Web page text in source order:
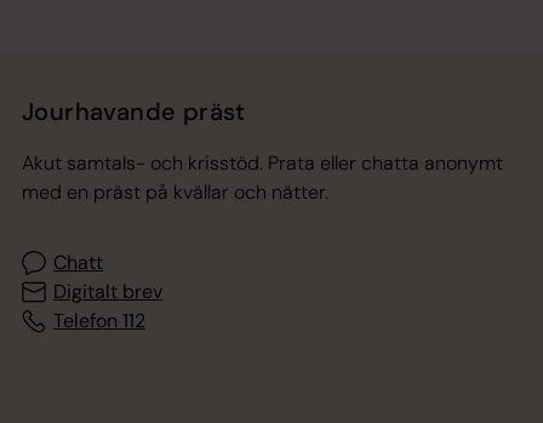
Jourhavande präst
Akut samtals- och krisstöd. Prata eller chatta anonymt
med en präst på kvällar och nätter.
Chatt
Digitalt brev
Telefon 112